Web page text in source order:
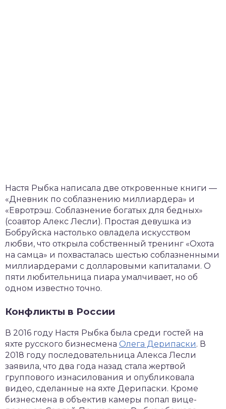
Настя Рыбка написала две откровенные книги —
«Дневник по соблазнению миллиардера» и
«Евротрэш. Соблазнение богатых для бедных»
(соавтор Алекс Лесли). Простая девушка из
Бобруйска настолько овладела искусством
любви, что открыла собственный тренинг «Охота
на самца» и похвасталась шестью соблазненными
миллиардерами с долларовыми капиталами. О
пяти любительница пиара умалчивает, но об
одном известно точно.
Конфликты в России
В 2016 году Настя Рыбка была среди гостей на
яхте русского бизнесмена Олега Дерипаски. В
2018 году последовательница Алекса Лесли
заявила, что два года назад стала жертвой
группового изнасилования и опубликовала
видео, сделанные на яхте Дерипаски. Кроме
бизнесмена в объектив камеры попал вице-